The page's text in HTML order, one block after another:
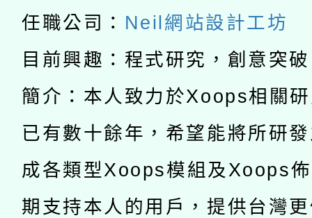
礎課程
A3數位素養講師名單
「數位內容與教學軟體
pilot」
有關大陸委員會函釋公
薪期間赴陸應申請許可
轉知經濟部水利署委託
業技術研究院辦理「
用水績優單位及節水達
115年8月22日(星期六
桃園市孔廟祈福系列
2026年桃園地景藝術
任職公司： Neil網站設計工坊
目前興趣：程式研究，創意突
簡介：本人致力於Xoops相關
已有數十餘年，希望能將所研
成各類型Xoops模組及Xoops
期支持本人的用戶，提供台灣